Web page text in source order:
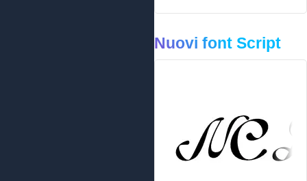
Nuovi font Script